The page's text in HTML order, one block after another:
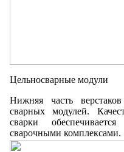
Цельносварные модули
Нижняя часть
сварных модулей.
сварки
сварочными комплексами.